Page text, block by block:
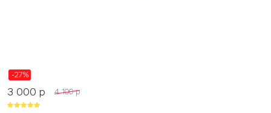
-27%
3 000 p 4 100 p